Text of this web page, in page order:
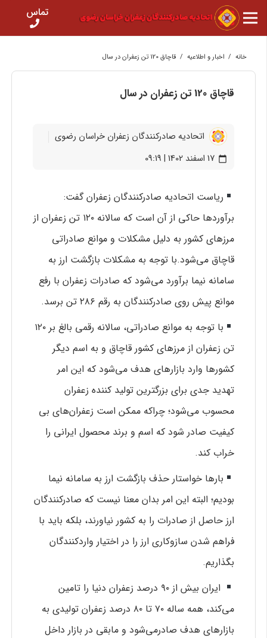
تماس
خانه / اخبار و اطلاعیه / قاچاق 120 تن زعفران در سال
قاچاق 120 تن زعفران در سال
اتحادیه صادرکنندگان زعفران خراسان رضوی
calendar_today 17 اسفند 1402 | 09:19
ریاست اتحادیه صادرکنندگان زعفران گفت:
برآورد‌ها حاکی از آن است که سالانه ۱۲۰ تن زعفران از
مرز‌های کشور به دلیل مشکلات و موانع صادراتی
قاچاق می‌شود.با توجه به مشکلات بازگشت ارز به
سامانه نیما برآورد می‌شود که صادرات زعفران با رفع
موانع پیش روی صادرکنندگان به رقم ۲۸۶ تن برسد.
با توجه به موانع صادراتی، سالانه رقمی بالغ بر ۱۲۰
تن زعفران از مرز‌های کشور قاچاق و به اسم دیگر
کشور‌ها وارد بازار‌های هدف می‌شود که این امر
تهدید جدی برای بزرگترین تولید کننده زعفران
محسوب می‌شود؛ چراکه ممکن است زعفران‌های بی
کیفیت صادر شود که اسم و برند محصول ایرانی را
خراب کند.
بار‌ها خواستار حذف بازگشت ارز به سامانه نیما
بودیم؛ البته این امر بدان معنا نیست که صادرکنندگان
ارز حاصل از صادرات را به کشور نیاورند، بلکه باید با
فراهم شدن سازوکاری ارز را در اختیار واردکنندگان
بگذاریم.
ایران بیش از ۹۰ درصد زعفران دنیا را تامین
می‌کند، همه ساله ۷۰ تا ۸۰ درصد زعفران تولیدی به
بازار‌های هدف صادرمی‌شود و مابقی در بازار داخل